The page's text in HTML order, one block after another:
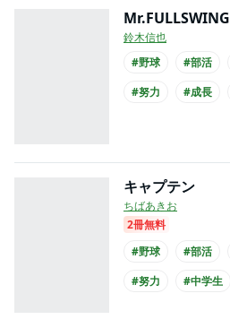
Mr.FULLSWING
鈴木信也
#野球
#部活
#努力
#成長
キャプテン
ちばあきお
2冊無料
#野球
#部活
#努力
#中学生